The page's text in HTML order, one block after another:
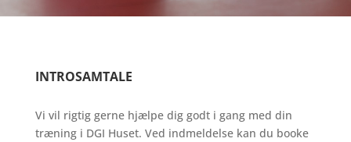
INTROSAMTALE
Vi vil rigtig gerne hjælpe dig godt i gang med din
træning i DGI Huset. Ved indmeldelse kan du booke